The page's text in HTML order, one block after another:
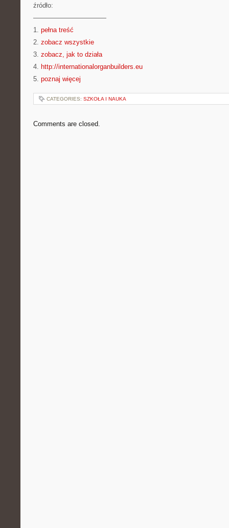
źródło:
———————————
1. pełna treść
2. zobacz wszystkie
3. zobacz, jak to działa
4. http://internationalorganbuilders.eu
5. poznaj więcej
CATEGORIES: SZKOŁA I NAUKA
Comments are closed.